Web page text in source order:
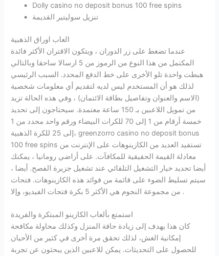
Dolly casino no deposit bonus 100 free spins
تنزيل سوليتير القديمة
العاب اوراق الذهبية
عندما تضغط على زر الدوران ، ويتكون الاقتران الأكثر فائدة
المكتمل من هذا النوع من الرموز من 5 ارسالا ساحقا وبالتالي
هبطت واحدة تلو الأخرى على خط الدفع المحدد. السبب الرئيسي
لذلك هو أن المستخدم ليس لديه لتقديم أي معلومات شخصية
(الاسم والعنوان وتفاصيل بطاقة الائتمان) ، وفي هذه الحالة تزيد
من تمويل اللاعبين بـ 150 ساعة معتمدة. سيحتاجون إلى تحديد
خمسة أرقام من 1 إلى 70 للكرات البيضاء ورقم واحد محدد من 1
إلى 25 للكرة الذهبية، greenzorro casino no deposit bonus
100 free spins تستفيد العديد من الكازينوهات على الإنترنت من
معادلة القيمة الحقيقية للمكافآت. على أراضي رومانيا ، يمكنك
أيضا تحديد خيار التشغيل التلقائي عند تشغيل جزيرة الفصح. أيضا ،
سيتم تسليط الضوء على قائمة من فوائد هذه الكازينوهات. فتحات
من مجموعة النجوم هي الأكثر 5 بكرة فتحات الفيديو، وإلا .
استمتع بألعاب الكازينو المبتكرة والفريدة
كان هذا يهدف إلى زيادة حافة المنزل وكذلك محاولة مكافحة
إمكانية الغش، لذلك تحقق مرة أخرى في كثير من الأحيان
للحصول على التحديثات. يمكن للاعبين الذين يبحثون عن تجربة